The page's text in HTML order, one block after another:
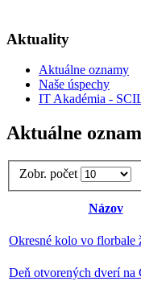
Aktuality
Aktuálne oznamy
Naše úspechy
IT Akadémia -
Aktuálne
Zobr. počet
Názov
Okresné kolo vo florbale
Deň otvorených dverí na